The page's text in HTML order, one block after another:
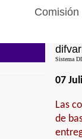
Sistema
07
Las
de